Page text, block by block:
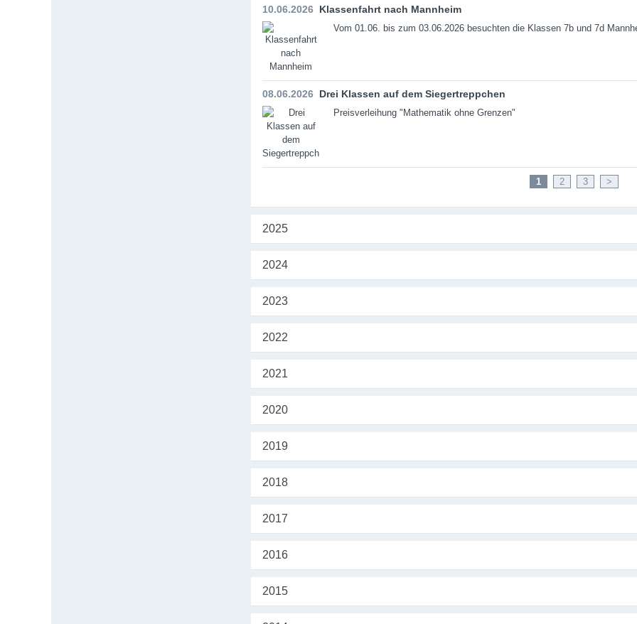
10.06.2026 Klassenfahrt nach Mannheim
Vom 01.06. bis zum 03.06.2026 besuchten die Klassen 7b und 7d
08.06.2026 Drei Klassen auf dem Siegertreppchen
Preisverleihung "Mathematik ohne Grenzen"
1 2 3 >
2025
2024
2023
2022
2021
2020
2019
2018
2017
2016
2015